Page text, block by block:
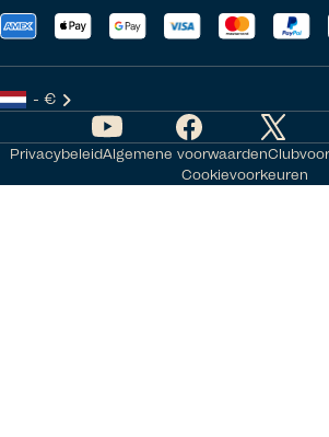
- €
PrivacybeleidAlgemene voorwaarden
Cookievoorkeuren